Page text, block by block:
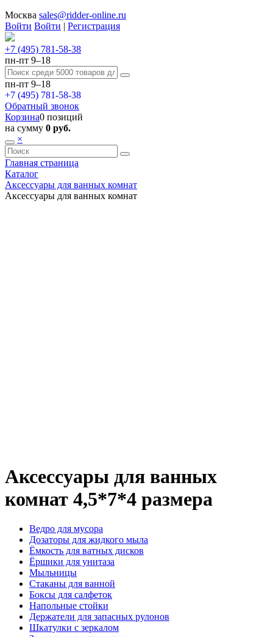
Москва sales@ridder-online.ru
Войти Войти | Регистрация
+7 (495) 781-58-38
пн-пт 9–18
пн-пт 9–18
+7 (495) 781-58-38
Обратный звонок
Корзина0 позиций
на сумму 0 руб.
×
Главная страница
Каталог
Аксессуары для ванных комнат
Аксессуары для ванных комнат
Аксессуары для ванных
комнат 4,5*7*4 размера
Ведро для мусора
Дозаторы для жидкого мыла
Ёмкость для ватных дисков
Ёршики для унитаза
Мыльницы
Стаканы для ванной
Боксы для салфеток
Напольные стойки
Держатели для запасных рулонов
Шкатулки с зеркалом